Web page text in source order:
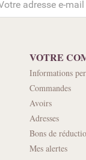
VOTRE
Informations
Commandes
Avoirs
Adresses
Bons de
Mes alertes